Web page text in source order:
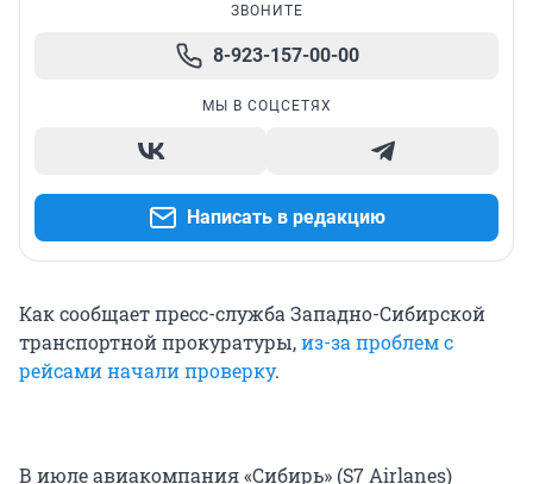
ЗВОНИТЕ
8-923-157-00-00
МЫ В СОЦСЕТЯХ
Написать в редакцию
Как сообщает пресс-служба Западно-Сибирской
транспортной прокуратуры,из-за проблем с
рейсами начали проверку.
В июле авиакомпания «Сибирь» (S7 Airlanes)